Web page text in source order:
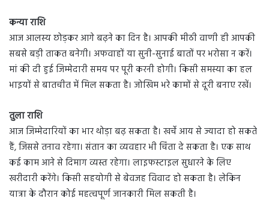
कन्या राशि
आज आलस्य छोड़कर आगे बढ़ने का दिन है। आपकी मीठी वाणी ही आपकी
सबसे बड़ी ताकत बनेगी। अफवाहों या सुनी-सुनाई बातों पर भरोसा न करें।
मां की दी हुई जिम्मेदारी समय पर पूरी करनी होगी। किसी समस्या का हल
भाइयों से बातचीत में मिल सकता है। जोखिम भरे कामों से दूरी बनाए रखें।
तुला राशि
आज जिम्मेदारियों का भार थोड़ा बढ़ सकता है। खर्चे आय से ज्यादा हो सकते
हैं, जिससे तनाव रहेगा। संतान का व्यवहार भी चिंता दे सकता है। एक साथ
कई काम आने से दिमाग व्यस्त रहेगा। लाइफस्टाइल सुधारने के लिए
खरीदारी करेंगे। किसी सहयोगी से बेवजह विवाद हो सकता है। लेकिन
यात्रा के दौरान कोई महत्वपूर्ण जानकारी मिल सकती है।